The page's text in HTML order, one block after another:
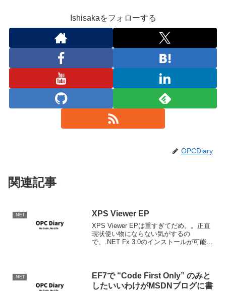
Ishisakaをフォローする
OPCDiary
関連記事
.NET XPS Viewer EP
XPS Viewer EPは重すぎてだめ。。正直
現状使い物にならない気がするの
で、.NET Fx 3.0のインストールが可能な
.NET
EF7で “Code First Only” のみと
したいいわけがMSDNブログに書